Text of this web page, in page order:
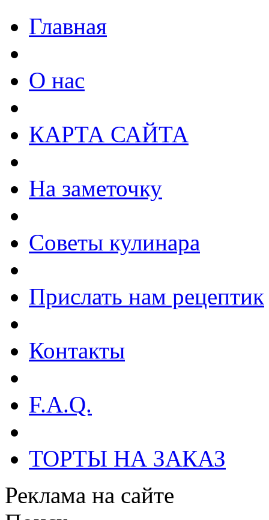
Главная
О нас
КАРТА САЙТА
На заметочку
Советы кулинара
Прислать нам рецептик
Контакты
F.A.Q.
ТОРТЫ НА ЗАКАЗ
Реклама на сайте